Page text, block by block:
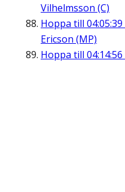
Vilhelmsson (C)
Hoppa till 04:05:39
Ericson (MP)
Hoppa till 04:14:56